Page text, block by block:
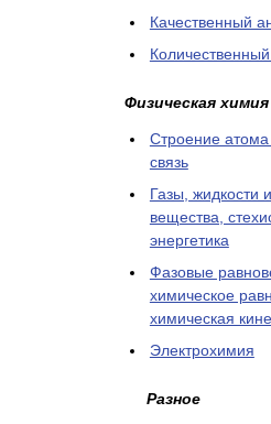
Качественный
Физическая
Cтроение
связь
Газы, жидкости
вещества,
энергетика
Фазовые
химическое
химическая
Электрохимия
Разное